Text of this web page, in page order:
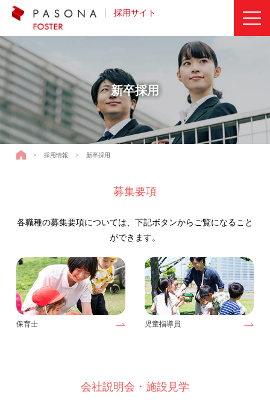
採用サイト
新卒採用
採用サイトTOPページ
> 採用情報 > 新卒採用
募集要項
各職種の募集要項については、下記ボタンからご覧になること
ができます。
保育士 児童指導員
会社説明会・施設見学